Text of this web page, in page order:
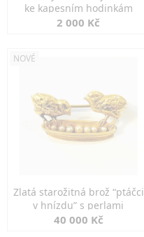
ke kapesním hodinkám
2 000 Kč
NOVÉ
Zlatá starožitná brož “ptáčci
v hnízdu” s perlami
40 000 Kč